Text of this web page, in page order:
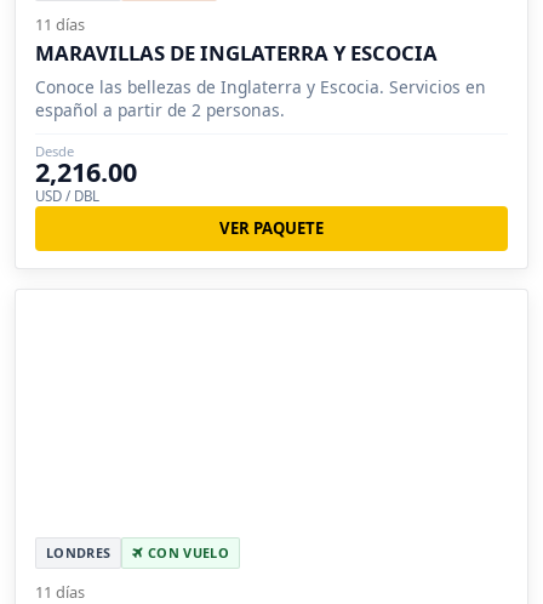
11 días
MARAVILLAS DE INGLATERRA Y ESCOCIA
Conoce las bellezas de Inglaterra y Escocia. Servicios en
español a partir de 2 personas.
Desde
2,216.00
USD / DBL
VER PAQUETE
LONDRES CON VUELO
11 días